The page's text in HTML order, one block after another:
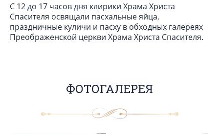
С 12 до 17 часов дня клирики Храма Христа
Спасителя освящали пасхальные яйца,
праздничные куличи и пасху в обходных галереях
Преображенской церкви Храма Христа Спасителя.
ФОТОГАЛЕРЕЯ